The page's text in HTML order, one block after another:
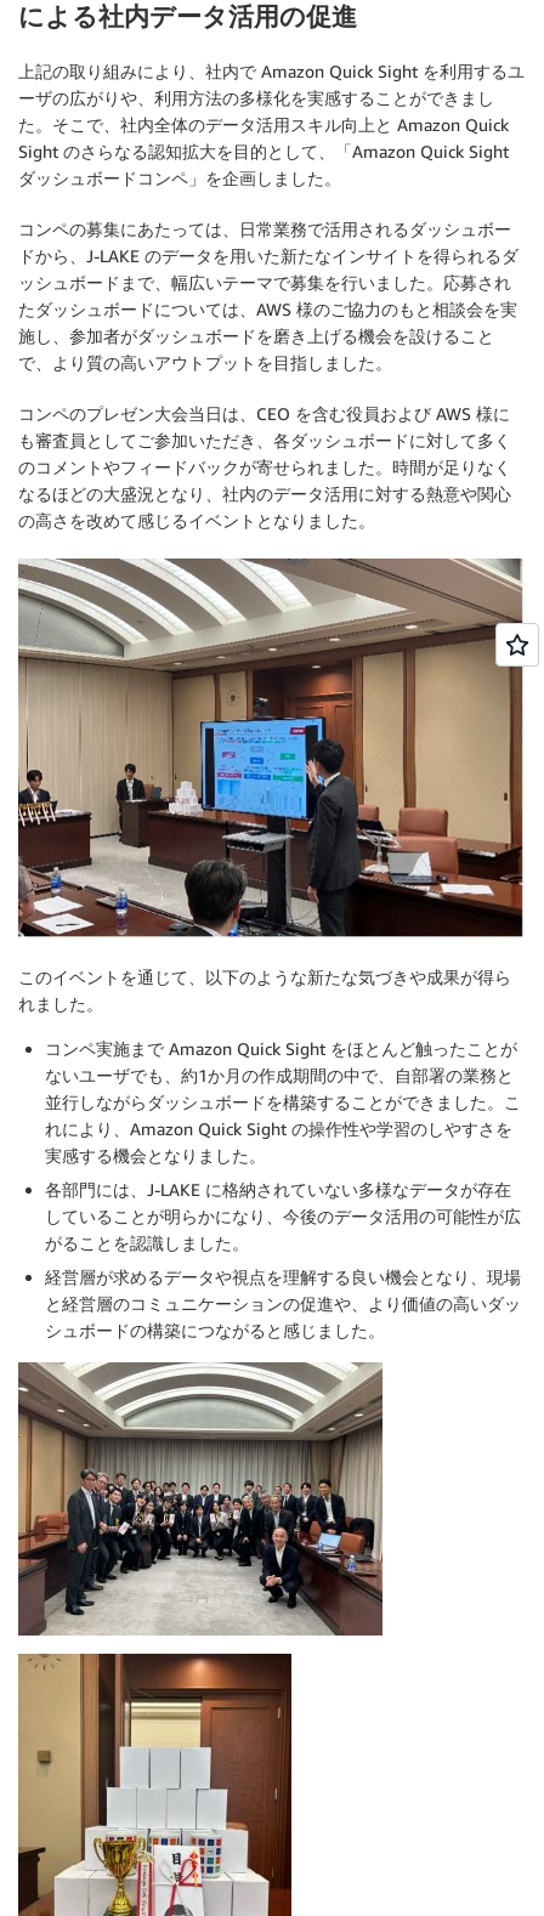
による社内データ活用の促進
上記の取り組みにより、社内で Amazon Quick Sight を利用するユ
ーザの広がりや、利用方法の多様化を実感することができまし
た。そこで、社内全体のデータ活用スキル向上と Amazon Quick
Sight のさらなる認知拡大を目的として、「Amazon Quick Sight
ダッシュボードコンペ」を企画しました。
コンペの募集にあたっては、日常業務で活用されるダッシュボー
ドから、J-LAKE のデータを用いた新たなインサイトを得られるダ
ッシュボードまで、幅広いテーマで募集を行いました。応募され
たダッシュボードについては、AWS 様のご協力のもと相談会を実
施し、参加者がダッシュボードを磨き上げる機会を設けること
で、より質の高いアウトプットを目指しました。
コンペのプレゼン大会当日は、CEO を含む役員および AWS 様に
も審査員としてご参加いただき、各ダッシュボードに対して多く
のコメントやフィードバックが寄せられました。時間が足りなく
なるほどの大盛況となり、社内のデータ活用に対する熱意や関心
の高さを改めて感じるイベントとなりました。
このイベントを通じて、以下のような新たな気づきや成果が得ら
れました。
コンペ実施まで Amazon Quick Sight をほとんど触ったことが
ないユーザでも、約1か月の作成期間の中で、自部署の業務と
並行しながらダッシュボードを構築することができました。こ
れにより、Amazon Quick Sight の操作性や学習のしやすさを
実感する機会となりました。
各部門には、J-LAKE に格納されていない多様なデータが存在
していることが明らかになり、今後のデータ活用の可能性が広
がることを認識しました。
経営層が求めるデータや視点を理解する良い機会となり、現場
と経営層のコミュニケーションの促進や、より価値の高いダッ
シュボードの構築につながると感じました。